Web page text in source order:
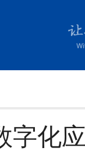
字化